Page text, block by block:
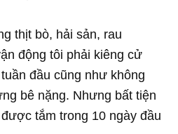
thịt bò, hải sản, rau
động tôi phải kiêng cử
đầu cũng như không
bê nặng. Nhưng bất tiện
tắm trong 10 ngày đầu